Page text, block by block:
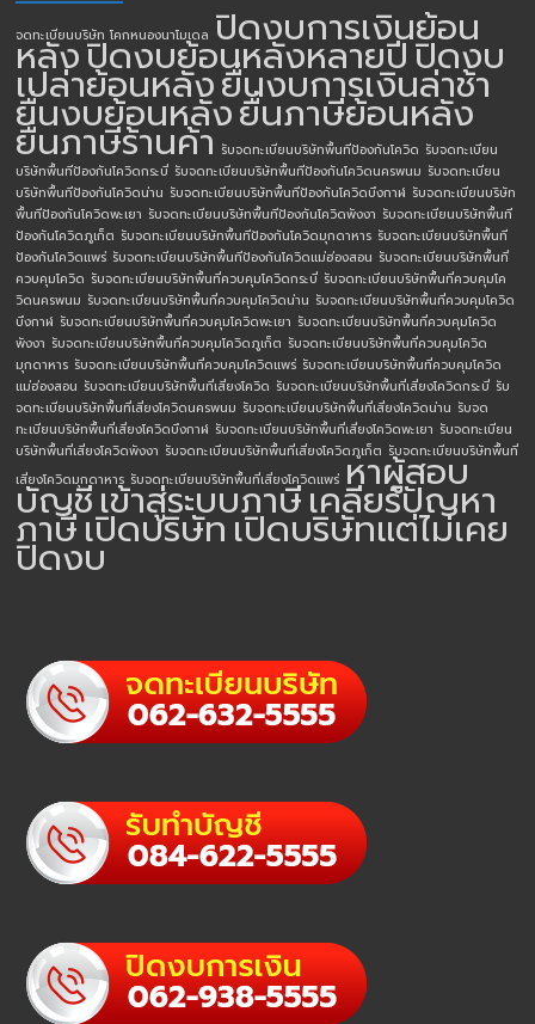
จดทะเบียนบริษัท โคกหนองนาโมเดล ปิดงบการเงินย้อน
หลังปิดงบย้อนหลังหลายปีปิดงบ
เปล่าย้อนหลังยื่นงบการเงินล่าช้า
ยื่นงบย้อนหลังยื่นภาษีย้อนหลัง
ยื่นภาษีร้านค้า รับจดทะเบียนบริษัทพื้นทีป้องกันโควิด รับจดทะเบียน
บริษัทพื้นทีป้องกันโควิดกระบี่ รับจดทะเบียนบริษัทพื้นทีป้องกันโควิดนครพนม รับจดทะเบียน
บริษัทพื้นทีป้องกันโควิดน่าน รับจดทะเบียนบริษัทพื้นทีป้องกันโควิดบึงกาฬ รับจดทะเบียนบริษัท
พื้นทีป้องกันโควิดพะเยา รับจดทะเบียนบริษัทพื้นทีป้องกันโควิดพังงา รับจดทะเบียนบริษัทพื้นที
ป้องกันโควิดภูเก็ต รับจดทะเบียนบริษัทพื้นทีป้องกันโควิดมุกดาหาร รับจดทะเบียนบริษัทพื้นที
ป้องกันโควิดแพร่ รับจดทะเบียนบริษัทพื้นทีป้องกันโควิดแม่ฮ่องสอน รับจดทะเบียนบริษัทพื้นที่
ควบคุมโควิด รับจดทะเบียนบริษัทพื้นที่ควบคุมโควิดกระบี่ รับจดทะเบียนบริษัทพื้นที่ควบคุมโค
วิดนครพนม รับจดทะเบียนบริษัทพื้นที่ควบคุมโควิดน่าน รับจดทะเบียนบริษัทพื้นที่ควบคุมโควิด
บึงกาฬ รับจดทะเบียนบริษัทพื้นที่ควบคุมโควิดพะเยา รับจดทะเบียนบริษัทพื้นที่ควบคุมโควิด
พังงา รับจดทะเบียนบริษัทพื้นที่ควบคุมโควิดภูเก็ต รับจดทะเบียนบริษัทพื้นที่ควบคุมโควิด
มุกดาหาร รับจดทะเบียนบริษัทพื้นที่ควบคุมโควิดแพร่ รับจดทะเบียนบริษัทพื้นที่ควบคุมโควิด
แม่ฮ่องสอน รับจดทะเบียนบริษัทพื้นที่เสี่ยงโควิด รับจดทะเบียนบริษัทพื้นที่เสี่ยงโควิดกระบี่ รับ
จดทะเบียนบริษัทพื้นที่เสี่ยงโควิดนครพนม รับจดทะเบียนบริษัทพื้นที่เสี่ยงโควิดน่าน รับจด
ทะเบียนบริษัทพื้นที่เสี่ยงโควิดบึงกาฬ รับจดทะเบียนบริษัทพื้นที่เสี่ยงโควิดพะเยา รับจดทะเบียน
บริษัทพื้นที่เสี่ยงโควิดพังงา รับจดทะเบียนบริษัทพื้นที่เสี่ยงโควิดภูเก็ต รับจดทะเบียนบริษัทพื้นที่
เสี่ยงโควิดมุกดาหาร รับจดทะเบียนบริษัทพื้นที่เสี่ยงโควิดแพร่ หาผู้สอบ
บัญชีเข้าสู่ระบบภาษีเคลียร์ปัญหา
ภาษีเปิดบริษัทเปิดบริษัทแต่ไม่เคย
ปิดงบ